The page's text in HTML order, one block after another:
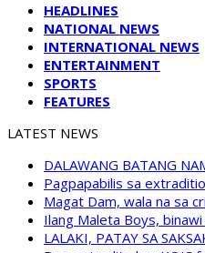
HEADLINES
NATIONAL NEWS
INTERNATIONAL NEWS
ENTERTAINMENT
SPORTS
FEATURES
LATEST NEWS
DALAWANG BATANG
Pagpapabilis sa
Magat Dam, wala na sa
Ilang Maleta Boys,
LALAKI, PATAY SA